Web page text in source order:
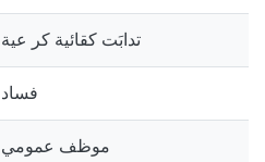
تدابَت كقائية كر عية
فساد
موظف عمومي